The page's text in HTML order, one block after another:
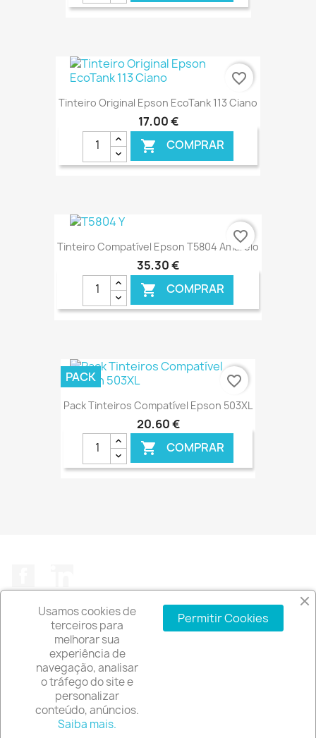
Tinteiro Original Epson EcoTank 113 Ciano
17,00 €
 COMPRAR
favorite_border
Tinteiro Compatível Epson T5804 Amarelo
35,30 €
 COMPRAR
€ ONLINE
favorite_border
Pack Tinteiros Compatível Epson 503XL
20,60 €
 COMPRAR
PACK favorite_border
A EMPRESA
INFORMAÇÃO DA LOJA
© 2026 - Software de comércio eletrónico por
Usamos cookies de
terceiros para
melhorar sua
experiência de
navegação, analisar
o tráfego do site e
personalizar
conteúdo, anúncios.
Saiba mais.
Permitir Cookies